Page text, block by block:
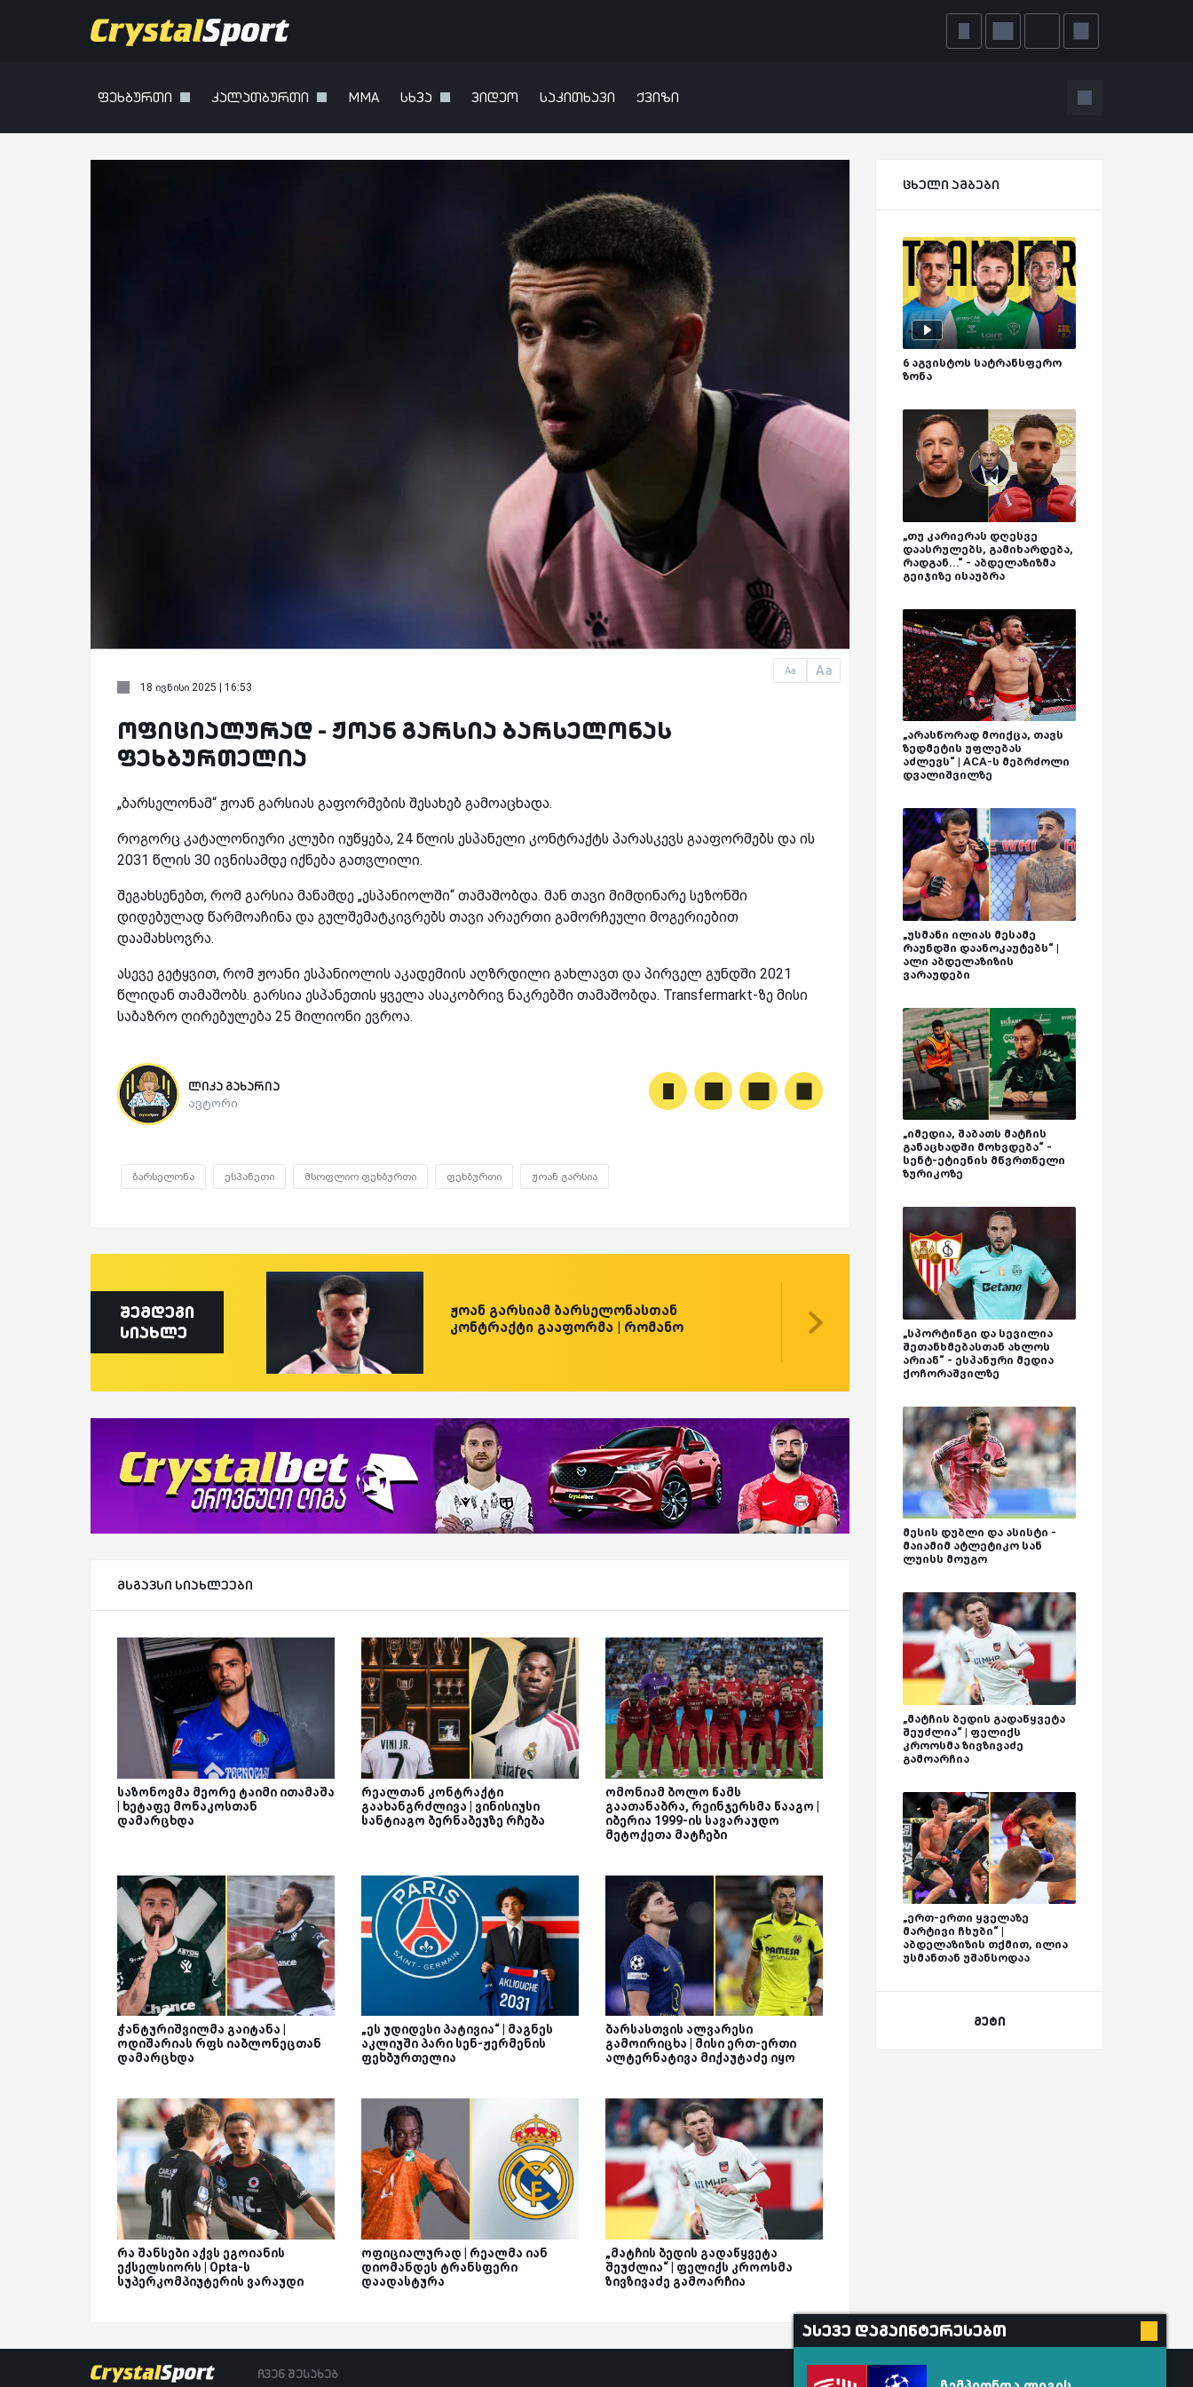
ფეხბურთი კალათბურთი MMA სხვა ვიდეო საკითხავი ქვიზი
Aa Aa
18 ივნისი 2025 | 16:53
ოფიციალურად - ჟოან გარსია ბარსელონას
ფეხბურთელია
„ბარსელონამ“ ჟოან გარსიას გაფორმების შესახებ გამოაცხადა.
როგორც კატალონიური კლუბი იუწყება, 24 წლის ესპანელი კონტრაქტს პარასკევს გააფორმებს და ის
2031 წლის 30 ივნისამდე იქნება გათვლილი.
შეგახსენებთ, რომ გარსია მანამდე „ესპანიოლში“ თამაშობდა. მან თავი მიმდინარე სეზონში
დიდებულად წარმოაჩინა და გულშემატკივრებს თავი არაერთი გამორჩეული მოგერიებით
დაამახსოვრა.
ასევე გეტყვით, რომ ჟოანი ესპანიოლის აკადემიის აღზრდილი გახლავთ და პირველ გუნდში 2021
წლიდან თამაშობს. გარსია ესპანეთის ყველა ასაკობრივ ნაკრებში თამაშობდა. Transfermarkt-ზე მისი
საბაზრო ღირებულება 25 მილიონი ევროა.
ლიკა გახარია
ავტორი
ბარსელონა ესპანეთი მსოფლიო ფეხბურთი ფეხბურთი ჟოან გარსია
შემდეგი
სიახლე
ჟოან გარსიამ ბარსელონასთან
კონტრაქტი გააფორმა | რომანო
მსგავსი სიახლეები
საზონოვმა მეორე ტაიმი ითამაშა
| ხეტაფე მონაკოსთან
დამარცხდა
რეალთან კონტრაქტი
გაახანგრძლივა | ვინისიუსი
სანტიაგო ბერნაბეუზე რჩება
ომონიამ ბოლო წამს
გაათანაბრა, რეინჯერსმა წააგო |
იბერია 1999-ის სავარაუდო
მეტოქეთა მატჩები
ჭანტურიშვილმა გაიტანა |
ოდიშარიას რფს იაბლონეცთან
დამარცხდა
„ეს უდიდესი პატივია“ | მაგნეს
აკლიუში პარი სენ-ჟერმენის
ფეხბურთელია
ბარსასთვის ალვარესი
გამოირიცხა | მისი ერთ-ერთი
ალტერნატივა მიქაუტაძე იყო
რა შანსები აქვს ეგოიანის
ექსელსიორს | Opta-ს
სუპერკომპიუტერის ვარაუდი
ოფიციალურად | რეალმა იან
დიომანდეს ტრანსფერი
დაადასტურა
„მატჩის ბედის გადაწყვეტა
შეუძლია“ | ფელიქს კროოსმა
ზივზივაძე გამოარჩია
ცხელი ამბები
6 აგვისტოს სატრანსფერო
ზონა
„თუ კარიერას დღესვე
დაასრულებს, გამიხარდება,
რადგან...“ - აბდელაზიზმა
გეიჯიზე ისაუბრა
„არასწორად მოიქცა, თავს
ზედმეტის უფლებას
აძლევს“ | ACA-ს მებრძოლი
დვალიშვილზე
„უსმანი ილიას მესამე
რაუნდში დაანოკაუტებს“ |
ალი აბდელაზიზის
ვარაუდები
„იმედია, შაბათს მატჩის
განაცხადში მოხვდება“ -
სენტ-ეტიენის მწვრთნელი
ზურიკოზე
„სპორტინგი და სევილია
შეთანხმებასთან ახლოს
არიან“ - ესპანური მედია
ქოჩორაშვილზე
მესის დუბლი და ასისტი -
მაიამიმ ატლეტიკო სან
ლუისს მოუგო
„მატჩის ბედის გადაწყვეტა
შეუძლია“ | ფელიქს
კროოსმა ზივზივაძე
გამოარჩია
„ერთ-ერთი ყველაზე
მარტივი ჩხუბი“ |
აბდელაზიზის თქმით, ილია
უსმანთან უშანსოდაა
მეტი
ასევე დაგაინტერესებთ
ჩვენ შესახებ